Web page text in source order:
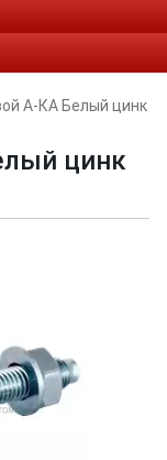
А-КА Белый цинк
цинк